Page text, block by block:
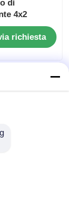
di
4x2
coppia
500Nm e
carburante
richiesta